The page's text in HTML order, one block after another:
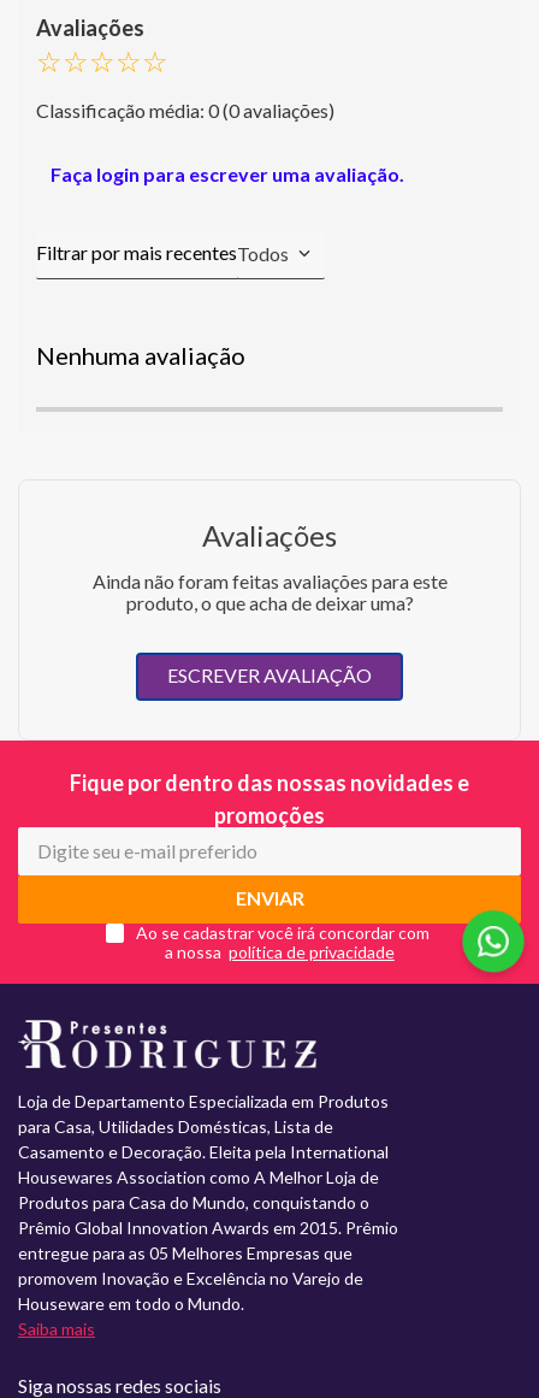
☆☆☆☆☆
Classificação média: 0(0 avaliações)
Faça login para escrever uma avaliação.
Todos
Nenhuma avaliação
Avaliações
Ainda não foram feitas avaliações para este
produto, o que acha de deixar uma?
ESCREVER AVALIAÇÃO
Fique por dentro das nossas novidades e
promoções
ENVIAR
Ao se cadastrar você irá concordar com
a nossa
Loja de Departamento Especializada em Produtos
para Casa, Utilidades Domésticas, Lista de
Casamento e Decoração. Eleita pela International
Housewares Association como A Melhor Loja de
Produtos para Casa do Mundo, conquistando o
Prêmio Global Innovation Awards em 2015. Prêmio
entregue para as 05 Melhores Empresas que
promovem Inovação e Excelência no Varejo de
Houseware em todo o Mundo.
Saiba mais
Siga nossas redes sociais